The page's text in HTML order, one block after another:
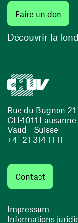
Rue du Bugnon 21
CH-1011 Lausanne
Vaud - Suisse
+41 21 314 11 11
Contact
Impressum
Informations
Faire un don
Découvrir la